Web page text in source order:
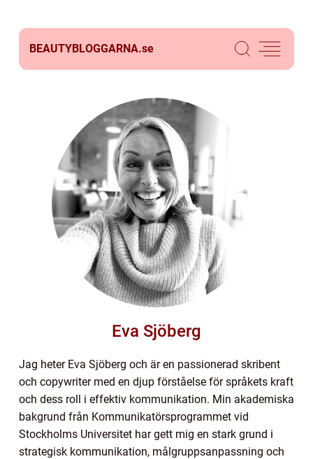
BEAUTYBLOGGARNA.se
Eva Sjöberg
Jag heter Eva Sjöberg och är en passionerad skribent
och copywriter med en djup förståelse för språkets kraft
och dess roll i effektiv kommunikation. Min akademiska
bakgrund från Kommunikatörsprogrammet vid
Stockholms Universitet har gett mig en stark grund i
strategisk kommunikation, målgruppsanpassning och